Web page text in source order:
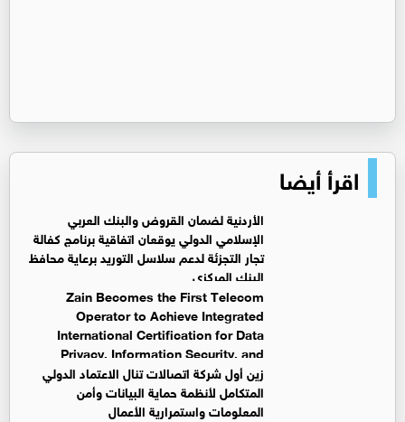
اقرأ أيضا
الأردنية لضمان القروض والبنك العربي
الإسلامي الدولي يوقعان اتفاقية برنامج كفالة
تجار التجزئة لدعم سلاسل التوريد برعاية محافظ
البنك المركزي
Zain Becomes the First Telecom
Operator to Achieve Integrated
International Certification for Data
Privacy, Information Security, and
Business Continuity Management Systems
زين أول شركة اتصالات تنال الاعتماد الدولي
المتكامل لأنظمة حماية البيانات وأمن
المعلومات واستمرارية الأعمال